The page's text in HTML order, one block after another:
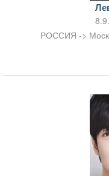
РОССИЯ ->